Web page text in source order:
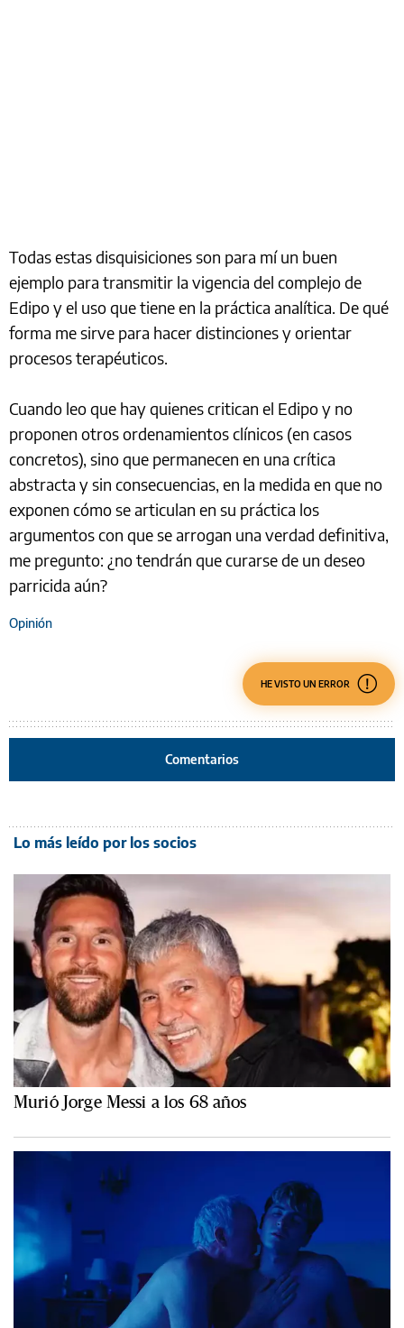
Todas estas disquisiciones son para mí un buen
ejemplo para transmitir la vigencia del complejo de
Edipo y el uso que tiene en la práctica analítica. De qué
forma me sirve para hacer distinciones y orientar
procesos terapéuticos.
Cuando leo que hay quienes critican el Edipo y no
proponen otros ordenamientos clínicos (en casos
concretos), sino que permanecen en una crítica
abstracta y sin consecuencias, en la medida en que no
exponen cómo se articulan en su práctica los
argumentos con que se arrogan una verdad definitiva,
me pregunto: ¿no tendrán que curarse de un deseo
parricida aún?
Opinión
HE VISTO UN ERROR
Comentarios
Lo más leído por los socios
Murió Jorge Messi a los 68 años